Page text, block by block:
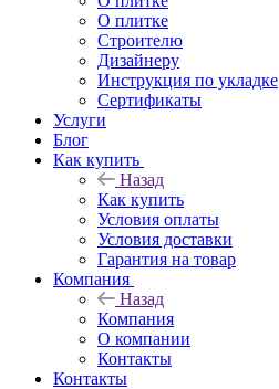
О плитке
Строителю
Дизайнеру
Инструкция по укладке
Сертификаты
Услуги
Блог
Как купить
Назад
Как купить
Условия оплаты
Условия доставки
Гарантия на товар
Компания
Назад
Компания
О компании
Контакты
Контакты